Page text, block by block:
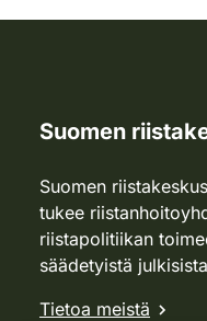
Suomen
Suomen
tukee
riistapolitiikan
säädetyistä
Tietoa meistä